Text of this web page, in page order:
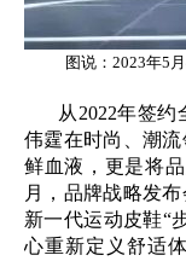
图说：2023年5
从2022年签
伟霆在时尚、潮
鲜血液，更是将
月，品牌战略发
新一代运动皮鞋“
心重新定义舒适